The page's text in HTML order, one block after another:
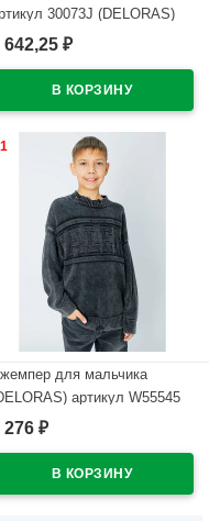
30073J (DELORAS)
цвет серый
642,25 ₽
для мальчика
артикул W55545
34/134-44/164 цвет
276 ₽